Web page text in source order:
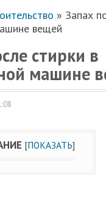
» Запах
вещей
стирки в
машине
[ПОКАЗАТЬ]